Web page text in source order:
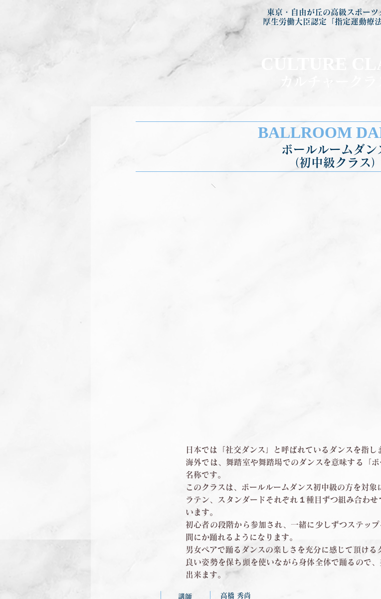
東京・自由が丘の高級スポーツ
厚生労働大臣認定「指定運動療法
CULTURE
カルチャークラ
BALLROOM
ボールルームダン
（初中級クラス）
日本では「社交ダンス」と呼ばれているダンスを指し
海外では、舞踏室や舞踏場でのダンスを意味する「
名称です。
このクラスは、ボールルームダンス初中級の方を対象
ラテン、スタンダードそれぞれ１種目ずつ組み合わ
います。
初心者の段階から参加され、一緒に少しずつステッ
間にか踊れるようになります。
男女ペアで踊るダンスの楽しさを充分に感じて頂ける
良い姿勢を保ち頭を使いながら身体全体で踊るので
出来ます。
講師
高橋 秀尚